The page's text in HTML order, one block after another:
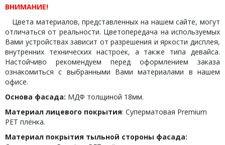
ВНИМАНИЕ!
Цвета материалов, представленных на нашем сайте, могут
отличаться от реальности. Цветопередача на используемых
Вами устройствах зависит от разрешения и яркости дисплея,
внутренних технических настроек, а также типа девайса.
Настойчиво рекомендуем перед оформлением заказа
ознакомиться с выбранными Вами материалами в нашем
офисе.
Основа фасада: МДФ толщиной 18мм.
Материал лицевого покрытия: Суперматовая Premium
PET плёнка.
Материал покрытия тыльной стороны фасада: